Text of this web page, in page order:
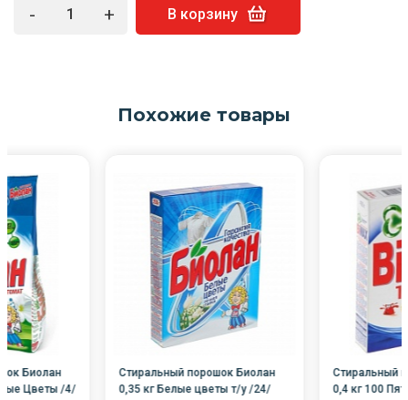
- + В корзину
Похожие товары
Биолан
Цветы /4/
Стиральный порошок Биолан
0,35 кг Белые цветы т/у /24/
Стиральный
0,4 кг 100